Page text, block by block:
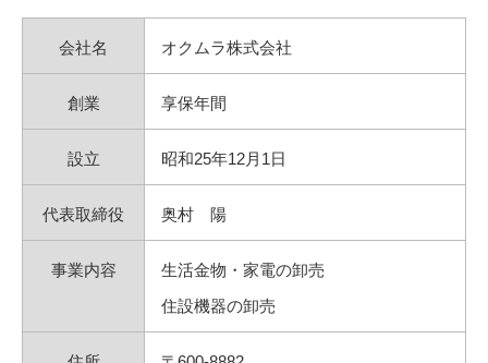
会社名 オクムラ株式会社
創業 享保年間
設立 昭和25年12月1日
代表取締役 奥村 陽
事業内容
生活金物・家電の卸売
住設機器の卸売